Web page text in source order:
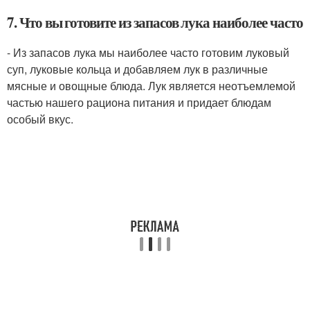
7. Что вы готовите из запасов лука наиболее часто
- Из запасов лука мы наиболее часто готовим луковый
суп, луковые кольца и добавляем лук в различные
мясные и овощные блюда. Лук является неотъемлемой
частью нашего рациона питания и придает блюдам
особый вкус.